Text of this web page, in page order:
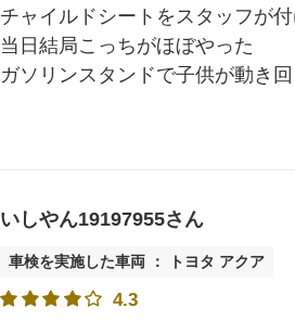
チャイルドシートをスタッフが
当日結局こっちがほぼやった
ガソリンスタンドで子供が動き
いしやん19197955さん
車検を実施した車両 ： トヨタ アクア
4.3